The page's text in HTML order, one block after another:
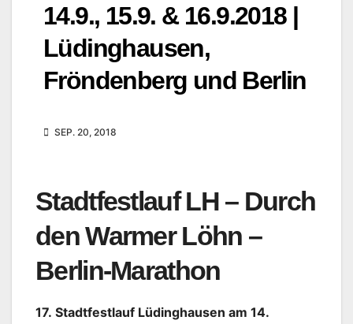
14.9., 15.9. & 16.9.2018 |
Lüdinghausen,
Fröndenberg und Berlin
SEP. 20, 2018
Stadtfestlauf LH – Durch
den Warmer Löhn –
Berlin-Marathon
17. Stadtfestlauf Lüdinghausen am 14.